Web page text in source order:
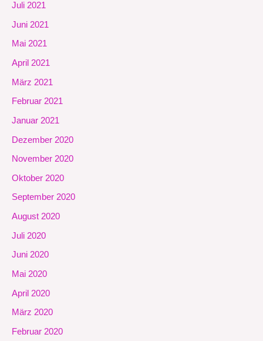
Juli 2021
Juni 2021
Mai 2021
April 2021
März 2021
Februar 2021
Januar 2021
Dezember 2020
November 2020
Oktober 2020
September 2020
August 2020
Juli 2020
Juni 2020
Mai 2020
April 2020
März 2020
Februar 2020